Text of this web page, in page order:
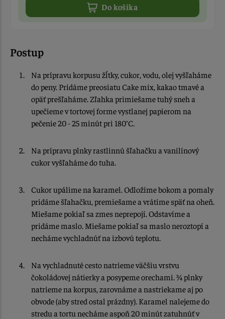
Do košíka
Postup
Na prípravu korpusu žĺtky, cukor, vodu, olej vyšľaháme
do peny. Pridáme preosiatu Cake mix, kakao tmavé a
opäť prešľaháme. Zľahka primiešame tuhý sneh a
upečieme v tortovej forme vystlanej papierom na
pečenie 20 - 25 minút pri 180°C.
Na prípravu plnky rastlinnú šľahačku a vanilínový
cukor vyšľaháme do tuha.
Cukor upálime na karamel. Odložíme bokom a pomaly
pridáme šľahačku, premiešame a vrátime späť na oheň.
Miešame pokiaľ sa zmes neprepojí. Odstavíme a
pridáme maslo. Miešame pokiaľ sa maslo neroztopí a
necháme vychladnúť na izbovú teplotu.
Na vychladnuté cesto natrieme väčšiu vrstvu
čokoládovej nátierky a posypeme orechami. ¾ plnky
natrieme na korpus, zarovnáme a nastriekame aj po
obvode (aby stred ostal prázdny). Karamel nalejeme do
stredu a tortu necháme aspoň 20 minút zatuhnúť v